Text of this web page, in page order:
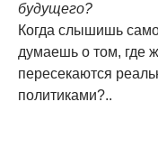
будущего?
Когда слышишь
думаешь о том, где
пересекаются
политиками?..